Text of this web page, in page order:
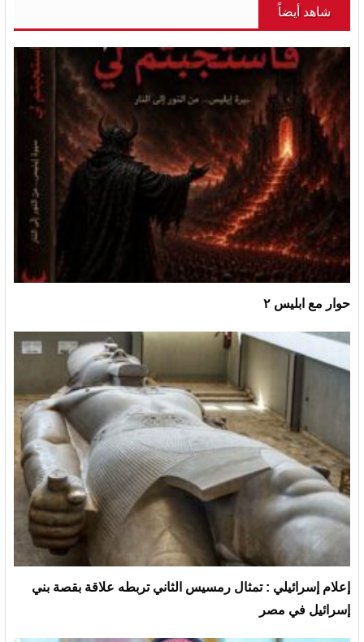
شاهد أيضاً
حوار مع ابليس ٢
إعلام إسرائيلي : تمثال رمسيس الثاني تربطه علاقة بقصة بني
إسرائيل في مصر